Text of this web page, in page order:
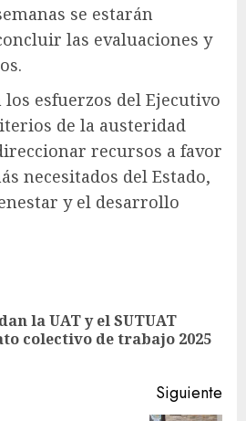
se estarán
las evaluaciones y
esfuerzos del Ejecutivo
de la austeridad
recursos a favor
necesitados del Estado,
y el desarrollo
la UAT y el SUTUAT
colectivo de trabajo 2025
Siguiente